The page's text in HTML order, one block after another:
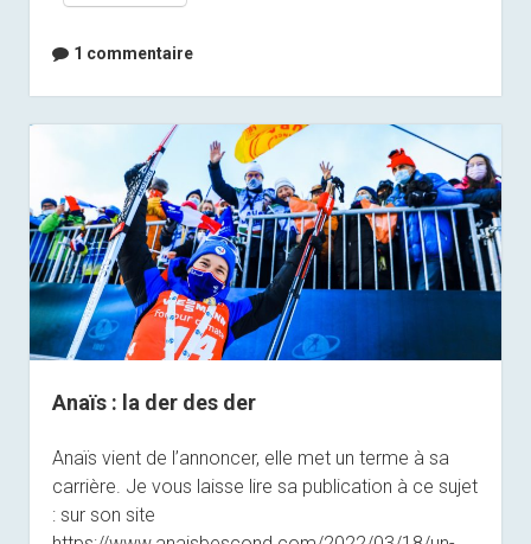
1 commentaire
Anaïs : la der des der
Anaïs vient de l’annoncer, elle met un terme à sa
carrière. Je vous laisse lire sa publication à ce sujet
: sur son site